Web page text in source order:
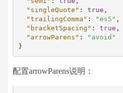
"singleQuote" : true ,
"trailingComma" : "es5" ,
"bracketSpacing" : true ,
"arrowParens" :
"avoid"
}
配置arrowParens说明：